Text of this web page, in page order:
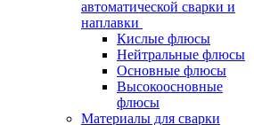
автоматической сварки и
наплавки
Кислые флюсы
Нейтральные флюсы
Основные флюсы
Высокоосновные
флюсы
Материалы для сварки